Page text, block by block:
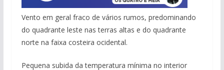
Vento em geral fraco de vários rumos, predominando
do quadrante leste nas terras altas e do quadrante
norte na faixa costeira ocidental.
Pequena subida da temperatura mínima no interior